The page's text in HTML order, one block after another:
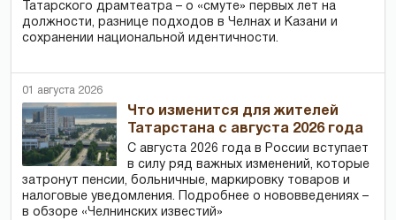
Татарского драмтеатра – о «смуте» первых лет на
должности, разнице подходов в Челнах и Казани и
сохранении национальной идентичности.
01 августа 2026
Что изменится для жителей
Татарстана с августа 2026 года
С августа 2026 года в России вступает
в силу ряд важных изменений, которые
затронут пенсии, больничные, маркировку товаров и
налоговые уведомления. Подробнее о нововведениях –
в обзоре «Челнинских известий»